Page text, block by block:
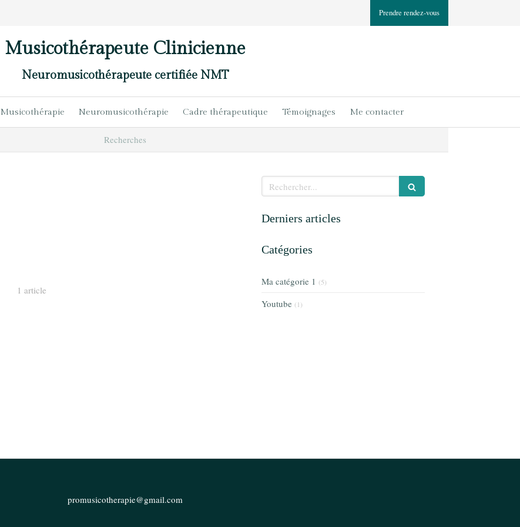
Prendre rendez-vous
Musicothérapeute Clinicienne
Neuromusicothérapeute certifiée NMT
Musicothérapie Neuromusicothérapie Cadre thérapeutique Témoignages Me contacter
Recherches
1 article
Rechercher
Derniers articles
Catégories
Ma catégorie 1 (5)
Youtube (1)
promusicotherapie@gmail.com